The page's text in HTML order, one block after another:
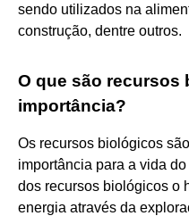
sendo utilizados na
construção, dentre outros.
O que são recursos
importância?
Os recursos biológicos
importância para a vida
dos recursos biológicos o
energia através da